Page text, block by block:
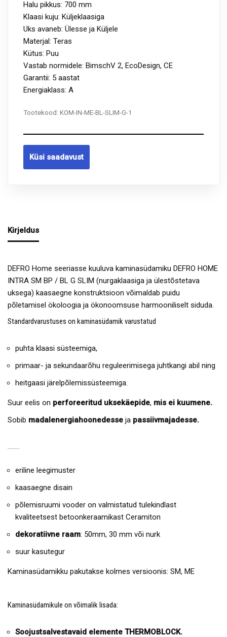
Halu pikkus: 700 mm
Klaasi kuju: Küljeklaasiga
Uks avaneb: Ülesse ja Küljele
Materjal: Teras
Kütus: Puu
Vastab normidele: BimschV 2, EcoDesign, CE
Garantii: 5 aastat
Energiaklass: A
Tootekood: KOM-IN-ME-BL-SLIM-G-1
Küsi saadavust
Kirjeldus
DEFRO Home seeriasse kuuluva kaminasüdamiku DEFRO HOME
INTRA SM BP / BL G SLIM (nurgaklaasiga ja ülestõstetava
uksega) kaasaegne konstruktsioon võimaldab puidu
põletamisel ökoloogia ja ökonoomsuse harmooniliselt siduda.
Standardvarustuses on kaminasüdamik varustatud
puhta klaasi süsteemiga,
primaar- ja sekundaarõhu reguleerimisega juhtkangi abil ning
heitgaasi järelpõlemissüsteemiga.
Suur eelis on perforeeritud uksekäepide, mis ei kuumene.
Sobib madalenergiahoonedesse ja passiivmajadesse.
eriline leegimuster
kaasaegne disain
põlemisruumi vooder on valmistatud tulekindlast
kvaliteetsest betoonkeraamikast Ceramiton
dekoratiivne raam: 50mm, 30 mm või nurk
suur kasutegur
Kaminasüdamikku pakutakse kolmes versioonis: SM, ME
Kaminasüdamikule on võimalik lisada:
Soojustsalvestavaid elemente THERMOBLOCK.